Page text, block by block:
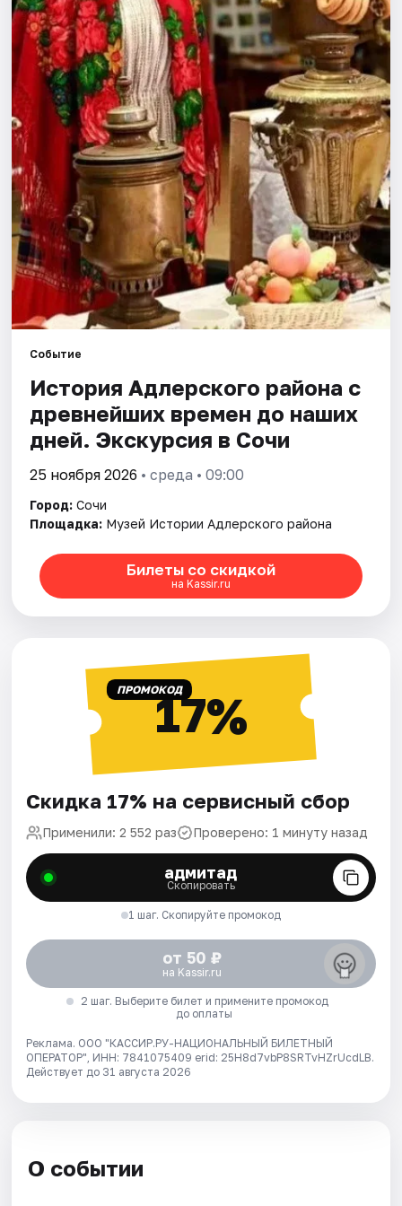
Города
Площадки
Артисты
Рейтинги
Событие
История Адлерского района с
древнейших времен до наших
дней. Экскурсия в Сочи
25 ноября 2026 • среда • 09:00
Город: Сочи
Площадка: Музей Истории Адлерского района
Билеты со скидкой
на Kassir.ru
ПРОМОКОД17%
Скидка 17% на сервисный сбор
Применили: 2 552 раз Проверено: 1 минуту назад
адмитад
Скопировать
1 шаг. Скопируйте промокод
от 50 ₽
на Kassir.ru
2 шаг. Выберите билет и примените промокод
до оплаты
Реклама. ООО "КАССИР.РУ-НАЦИОНАЛЬНЫЙ БИЛЕТНЫЙ
ОПЕРАТОР", ИНН: 7841075409 erid: 25H8d7vbP8SRTvHZrUcdLB.
Действует до 31 августа 2026
О событии